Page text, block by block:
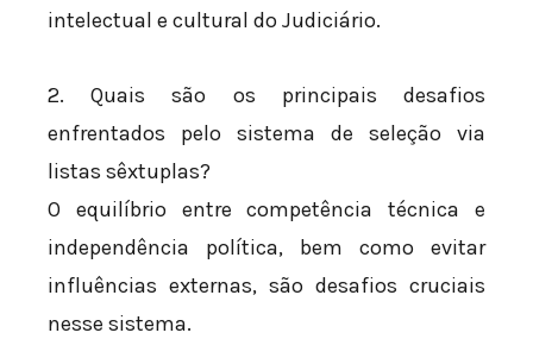
intelectual e cultural do Judiciário.
2. Quais são os principais desafios
enfrentados pelo sistema de seleção via
listas sêxtuplas?
O equilíbrio entre competência técnica e
independência política, bem como evitar
influências externas, são desafios cruciais
nesse sistema.